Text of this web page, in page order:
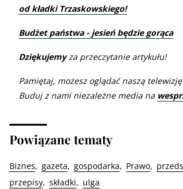
od kładki Trzaskowskiego!
Budżet państwa - jesień będzie gorąca
Dziękujemyza przeczytanie artykułu!
Pamiętaj, możesz oglądać naszą
Buduj z nami niezależne media na
Powiązane tematy
Biznes gazeta gospodarka Prawo
przepisy składki ulga